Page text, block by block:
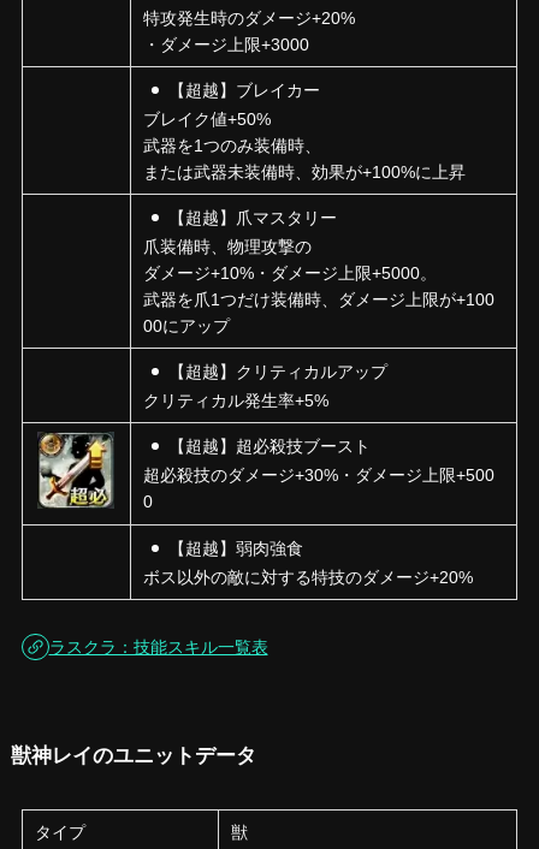
特攻発生時のダメージ+20%
・ダメージ上限+3000
【超越】ブレイカー
ブレイク値+50%
武器を1つのみ装備時、
または武器未装備時、効果が+100%に上昇
【超越】爪マスタリー
爪装備時、物理攻撃の
ダメージ+10%・ダメージ上限+5000。
武器を爪1つだけ装備時、ダメージ上限が+100
00にアップ
【超越】クリティカルアップ
クリティカル発生率+5%
【超越】超必殺技ブースト
超必殺技のダメージ+30%・ダメージ上限+500
0
【超越】弱肉強食
ボス以外の敵に対する特技のダメージ+20%
ラスクラ：技能スキル一覧表
獣神レイのユニットデータ
タイプ 獣